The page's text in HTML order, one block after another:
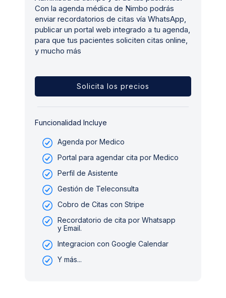
Con la agenda médica de Nimbo podrás
enviar recordatorios de citas vía WhatsApp,
publicar un portal web integrado a tu agenda,
para que tus pacientes soliciten citas online,
y mucho más
Solicita los precios
Funcionalidad Incluye
Agenda por Medico
Portal para agendar cita por Medico
Perfil de Asistente
Gestión de Teleconsulta
Cobro de Citas con Stripe
Recordatorio de cita por Whatsapp
y Email.
Integracion con Google Calendar
Y más...